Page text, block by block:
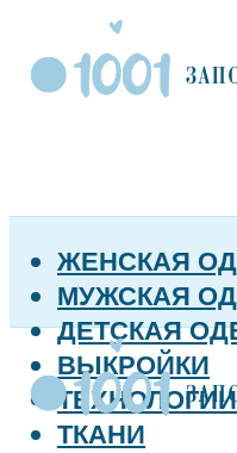
ЖЕНСКАЯ
МУЖСКАЯ
ДЕТСКАЯ
ВЫКРОЙКИ
ТКАНИ